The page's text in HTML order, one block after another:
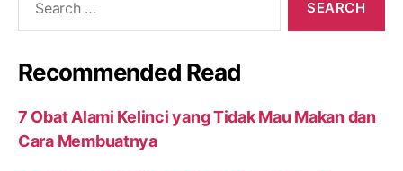
Recommended Read
7 Obat Alami Kelinci yang Tidak Mau Makan dan
Cara Membuatnya